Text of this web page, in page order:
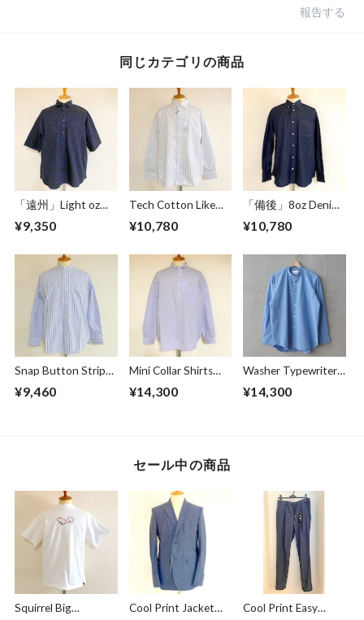
報告する
同じカテゴリの商品
「遠州」Light oz
Overdye Poplin W-
Pocket Half Sleeve
Botanical Deep
Navy
¥9,350
Tech Cotton Like
Stripe BD BOX-A
Line Shirts Ivory
¥10,780
「備後」8oz Denim
BD BOX-A Line
Shirts Dark Indigo
¥10,780
Snap Button Stripe
Band Collar L/S
Shirts White
¥9,460
Mini Collar Shirts
White Stripe
¥14,300
Washer Typewriter
Loose Fit Band
Collar Shirt Blue
¥14,300
セール中の商品
Squirrel Big
Cool Print Jacket
Cool Print Easy